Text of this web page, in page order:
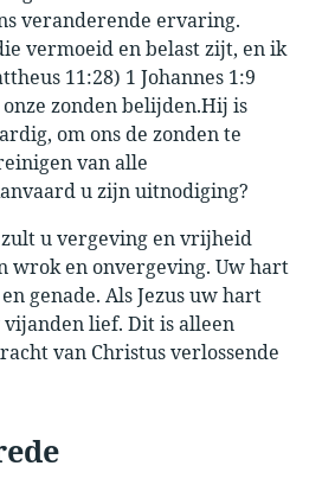
veranderende ervaring.
vermoeid en belast zijt, en ik
11:28) 1 Johannes 1:9
zonden belijden.Hij is
om ons de zonden te
van alle
u zijn uitnodiging?
zult u vergeving en vrijheid
wrok en onvergeving. Uw hart
genade. Als Jezus uw hart
lief. Dit is alleen
van Christus verlossende